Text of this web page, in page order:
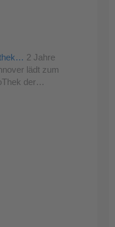
2 Jahre
lädt zum
der…